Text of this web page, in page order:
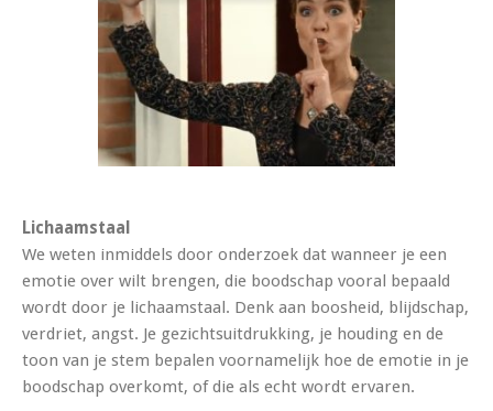
Lichaamstaal
We weten inmiddels door onderzoek dat wanneer je een
emotie over wilt brengen, die boodschap vooral bepaald
wordt door je lichaamstaal. Denk aan boosheid, blijdschap,
verdriet, angst. Je gezichtsuitdrukking, je houding en de
toon van je stem bepalen voornamelijk hoe de emotie in je
boodschap overkomt, of die als echt wordt ervaren.